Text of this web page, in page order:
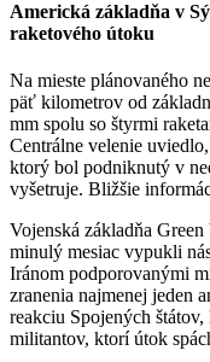
Americká základňa v
raketového útoku
Na mieste plánovaného
päť kilometrov od
mm spolu so štyrmi
Centrálne velenie
ktorý bol podniknutý v
vyšetruje. Bližšie
Vojenská základňa
minulý mesiac vypukli
Iránom podporovanými
zranenia najmenej jeden
reakciu Spojených
militantov, ktorí útok